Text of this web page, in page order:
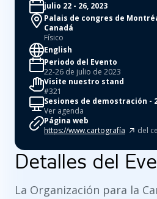
julio 22 - 26, 2023
Palais de congres de
Canadá
Físico
English
Periodo del Evento
22-26 de julio de 2023
Visite nuestro stand
#321
Sesiones de demostración -
Ver agenda
Página web
https://www.cartografía
del
Detalles del
La Organización para la